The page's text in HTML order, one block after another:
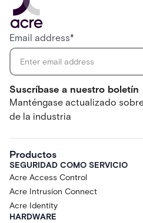
Suscríbase a nuestro boletín
Manténgase actualizado
de la industria
Email address*
Productos
SEGURIDAD COMO SERVICIO
Acre Access Control
Acre Intrusion Connect
Acre Identity
HARDWARE